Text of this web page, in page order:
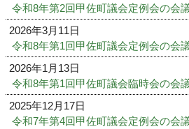
令和8年第2回甲佐町議会定例会の会
2026年3月11日
令和8年第1回甲佐町議会定例会の会
2026年1月13日
令和8年第1回甲佐町議会臨時会の会
2025年12月17日
令和7年第4回甲佐町議会定例会の会